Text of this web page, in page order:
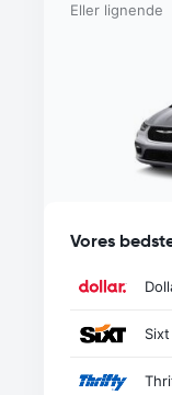
Eller lignende
Vores
Sixt